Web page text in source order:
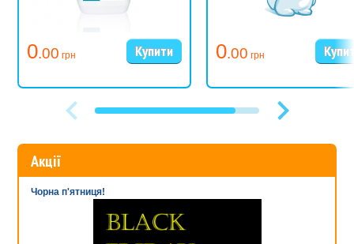
Не змішувати з іншими хімікатами!
0.00 грн 0.00 грн
Акції
Чорна п'ятниця!